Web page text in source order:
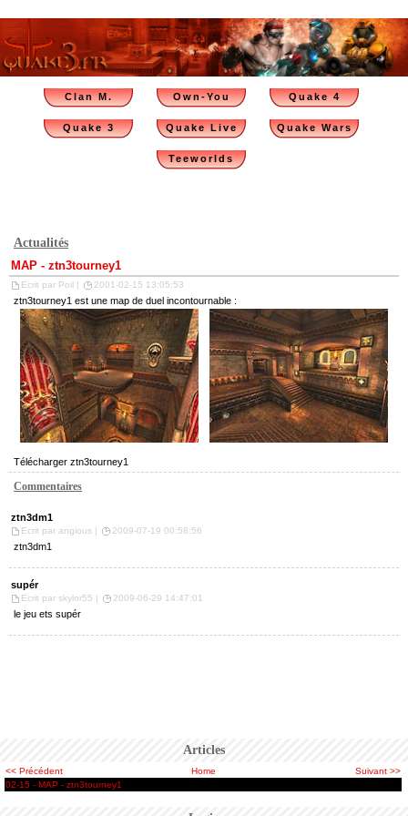
Clan M. Own-You Quake 4
Quake 3 Quake Live Quake Wars
Teeworlds
Articles
<< Précédent Home
Suivant >>
02-15 - MAP - ztn3tourney1
Actualités
MAP - ztn3tourney1
Ecrit par Poil | 2001-02-15 13:05:53
ztn3tourney1 est une map de duel incontournable :
Télécharger ztn3tourney1
Commentaires
ztn3dm1
Ecrit par angious | 2009-07-19 00:58:56
ztn3dm1
supér
Ecrit par skylor55 | 2009-06-29 14:47:01
le jeu ets supér